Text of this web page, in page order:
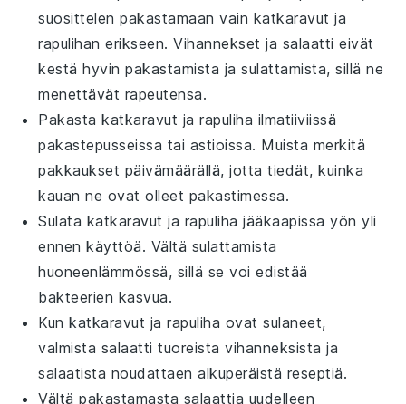
suosittelen pakastamaan vain katkaravut ja
rapulihan erikseen.Vihannekset ja salaatti eivät
kestä hyvin pakastamista ja sulattamista, sillä ne
menettävät rapeutensa.
Pakastakatkaravut jarapuliha ilmatiiviissä
pakastepusseissa tai astioissa. Muista merkitä
pakkaukset päivämäärällä, jotta tiedät, kuinka
kauan ne ovat olleet pakastimessa.
Sulata katkaravut ja rapuliha jääkaapissa yön yli
ennen käyttöä. Vältä sulattamista
huoneenlämmössä, sillä se voi edistää
bakteerien kasvua.
Kunkatkaravut jarapuliha ovat sulaneet,
valmista salaatti tuoreistavihanneksista ja
salaatista noudattaen alkuperäistä reseptiä.
Vältä pakastamasta salaattia uudelleen